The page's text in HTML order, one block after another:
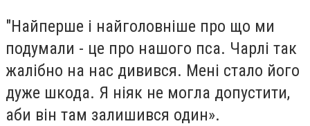
"Найперше і найголовніше про що ми
подумали - це про нашого пса. Чарлі так
жалібно на нас дивився. Мені стало його
дуже шкода. Я ніяк не могла допустити,
аби він там залишився один».